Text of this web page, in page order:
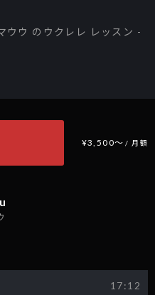
ウウ のウクレレ レッスン -
¥3,500〜 / 月額
17:12